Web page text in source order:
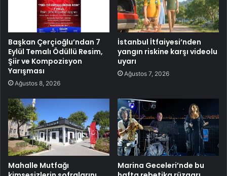
Başkan Çerçioğlu’ndan 7
Eylül Temalı Ödüllü Resim,
Şiir ve Kompozisyon
Yarışması
Ağustos 8, 2026
İstanbul İtfaiyesi’nden
yangın riskine karşı videolu
uyarı
Ağustos 7, 2026
Mahalle Mutfağı
Marina Geceleri’nde bu